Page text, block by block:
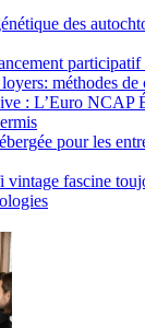
des
méthodes
: L’Euro NCAP
pour les
fascine